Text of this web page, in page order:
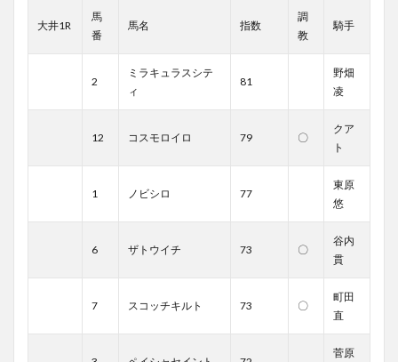
大井1R
馬
番
馬名 指数
調
教
騎手
2
ミラキュラスシテ
ィ
81
野畑
凌
12 コスモロイロ 79 〇
クア
ト
1 ノビシロ 77
東原
悠
6 ザトウイチ 73 〇
谷内
貫
7 スコッチキルト 73 〇
町田
直
菅原